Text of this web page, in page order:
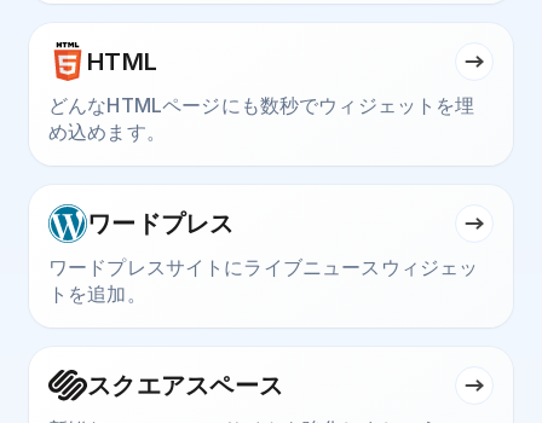
HTML
どんなHTMLページにも数秒でウィジェットを埋
め込めます。
ワードプレス
ワードプレスサイトにライブニュースウィジェッ
トを追加。
スクエアスペース